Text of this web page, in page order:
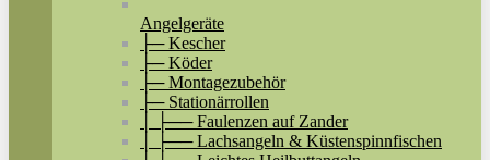
Angelgeräte
├─ Kescher
├─ Köder
├─ Montagezubehör
├─ Stationärrollen
│ ├── Faulenzen auf Zander
│ ├── Lachsangeln & Küstenspinnfischen